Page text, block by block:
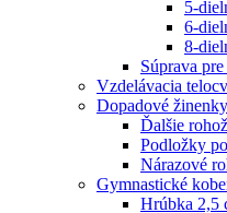
5-
6-
8-
Súprava
Vzdelávacia
Dopadové žinenky
Ďalšie
Podložky
Nárazové
Gymnastické
Hrúbka 2,5